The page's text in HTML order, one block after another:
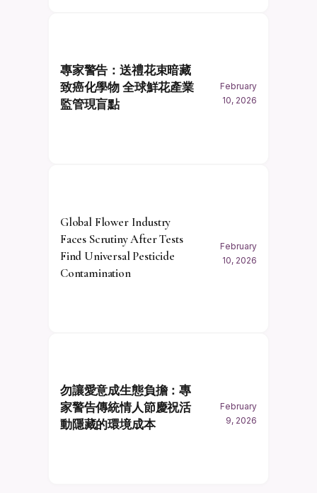
專家警告：送禮花束暗藏
致癌化學物 全球鮮花產業
監管現盲點
February
10, 2026
Global Flower Industry
Faces Scrutiny After Tests
Find Universal Pesticide
Contamination
February
10, 2026
勿讓愛意成生態負擔：專
家警告傳統情人節慶祝活
動隱藏的環境成本
February
9, 2026